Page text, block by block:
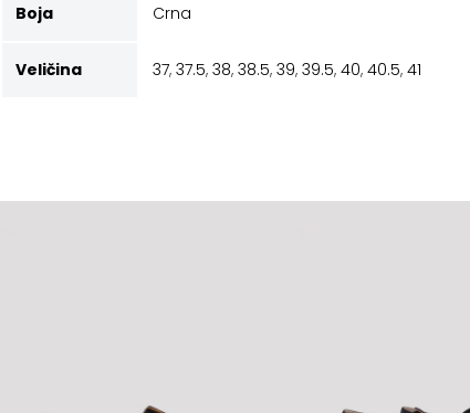
Boja Crna
Veličina 37, 37.5, 38, 38.5, 39, 39.5, 40, 40.5, 41